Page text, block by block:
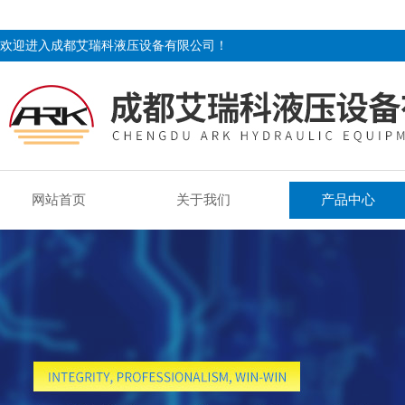
欢迎进入成都艾瑞科液压设备有限公司！
网站首页 关于我们 产品中心